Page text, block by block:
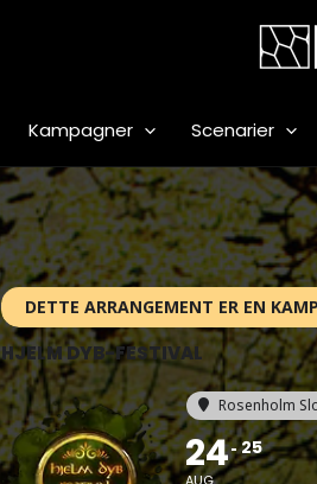
Kampagner Scenarier
DETTE ARRANGEMENT ER EN
HJELM DYB-FESTIVAL
Rosenholm
24 25